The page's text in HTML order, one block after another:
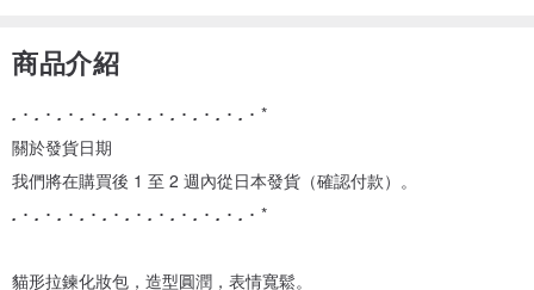
商品介紹
. ･ . ･ . ･ . ･ . ･ . ･ . ･ . ･ . ･ . ･ . ･ *
關於發貨日期
我們將在購買後 1 至 2 週內從日本發貨（確認付款）。
. ･ . ･ . ･ . ･ . ･ . ･ . ･ . ･ . ･ . ･ . ･ *
貓形拉鍊化妝包，造型圓潤，表情寬鬆。